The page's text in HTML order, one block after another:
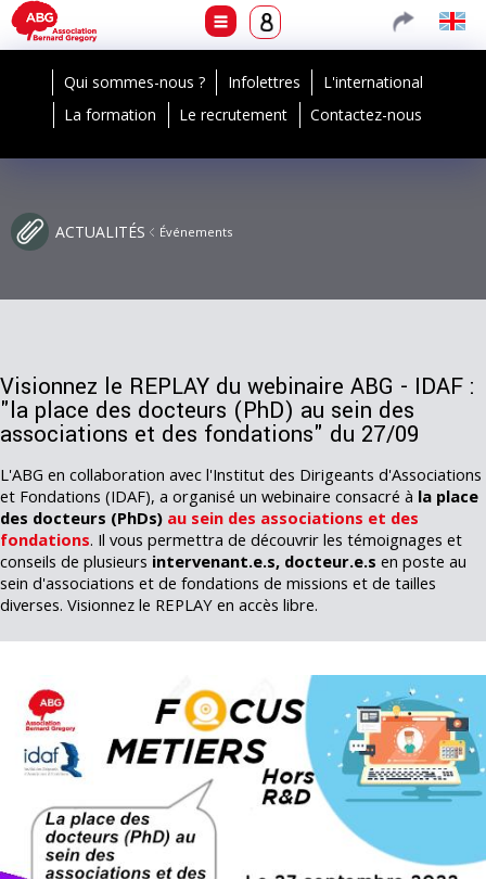
Qui sommes-nous ? Infolettres
L'international
La formation
Le recrutement Contactez-nous
ACTUALITÉS Événements
Visionnez le REPLAY du webinaire ABG - IDAF :
"la place des docteurs (PhD) au sein des
associations et des fondations" du 27/09
L'ABG en collaboration avec l'Institut des Dirigeants d'Associations
et Fondations (IDAF), a organisé un webinaire consacré à la place
des docteurs (PhDs) au sein des associations et des
fondations. Il vous permettra de découvrir les témoignages et
conseils de plusieurs intervenant.e.s, docteur.e.s en poste au
sein d'associations et de fondations de missions et de tailles
diverses. Visionnez le REPLAY en accès libre.